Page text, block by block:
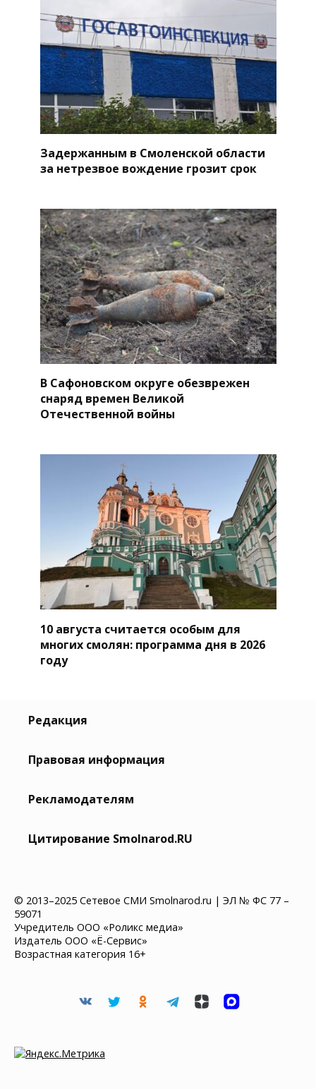
Задержанным в Смоленской области
за нетрезвое вождение грозит срок
В Сафоновском округе обезврежен
снаряд времен Великой
Отечественной войны
10 августа считается особым для
многих смолян: программа дня в 2026
году
Редакция
Правовая информация
Рекламодателям
Цитирование Smolnarod.RU
© 2013–2025 Сетевое СМИ Smolnarod.ru | ЭЛ № ФС 77 –
59071
Учредитель ООО «Роликс медиа»
Издатель ООО «Ё-Сервис»
Возрастная категория 16+